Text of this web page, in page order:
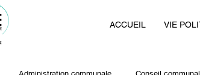
ACCUEIL VIE